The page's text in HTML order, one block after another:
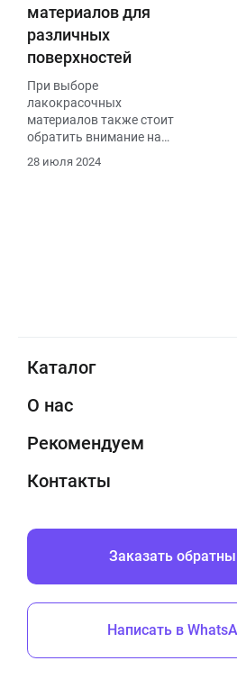
материалов для
различных
поверхностей
При выборе
лакокрасочных
материалов также стоит
обратить внимание на
конкретного типа краски,
чтобы избежать потери
увеличить его
28 июля 2024
Каталог
О нас
Рекомендуем
Контакты
Заказать
Написать в